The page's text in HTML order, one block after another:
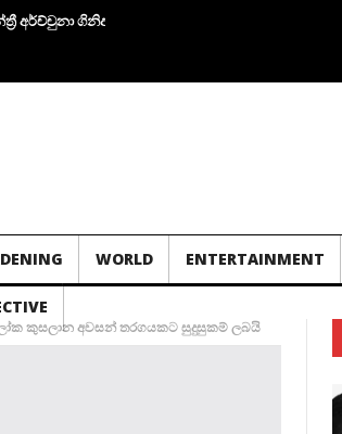
ගිනිඅවියක් අතැතිව කාන්තාවක් සමග පැටලෙයි.!
WORLD ENTERTAINMENT
කුසලාන අවසන් තරගයකට සුදුසුකම් ලබයි